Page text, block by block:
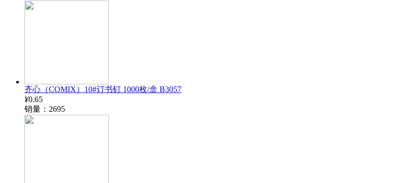
齐心（COMIX）10#订书钉 1000枚/盒 B3057
¥0.65
销量：2695